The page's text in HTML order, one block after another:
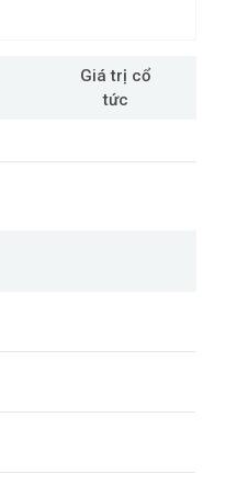
Giá trị cổ
tức